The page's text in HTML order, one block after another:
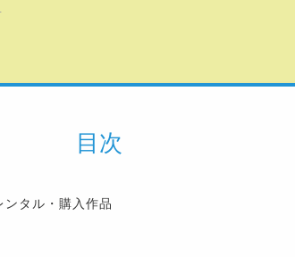
目次
ンタル・購入作品